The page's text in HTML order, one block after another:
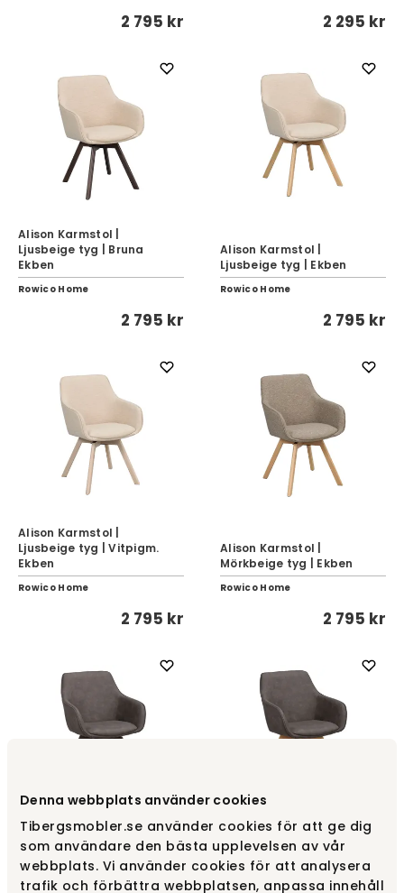
Denna webbplats använder cookies
Tibergsmobler.se använder cookies för att ge dig
som användare den bästa upplevelsen av vår
webbplats. Vi använder cookies för att analysera
trafik och förbättra webbplatsen, anpassa innehåll
2 795 kr 2 295 kr
Alison Karmstol |
Ljusbeige tyg | Bruna
Ekben
Rowico Home
2 795 kr
Alison Karmstol |
Ljusbeige tyg | Ekben
Rowico Home
2 795 kr
Alison Karmstol |
Ljusbeige tyg | Vitpigm.
Ekben
Rowico Home
2 795 kr
Alison Karmstol |
Mörkbeige tyg | Ekben
Rowico Home
2 795 kr
Alison Karmstol | Mörkgrå
Microfiber | Bruna Ekben
Rowico Home
Alison Karmstol | Mörkgrå
Microfiber | Ekben
Rowico Home